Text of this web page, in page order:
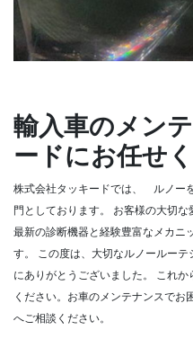
輸入車のメン
ードにお任せ
株式会社タッキードでは、 ルノー
門としております。
お客様の大切な
最新の診断機器と経験豊富なメカニ
す。
この度は、大切なルノールー
にありがとうございました。
これ
ください。お車のメンテナンスでお
へご相談ください。